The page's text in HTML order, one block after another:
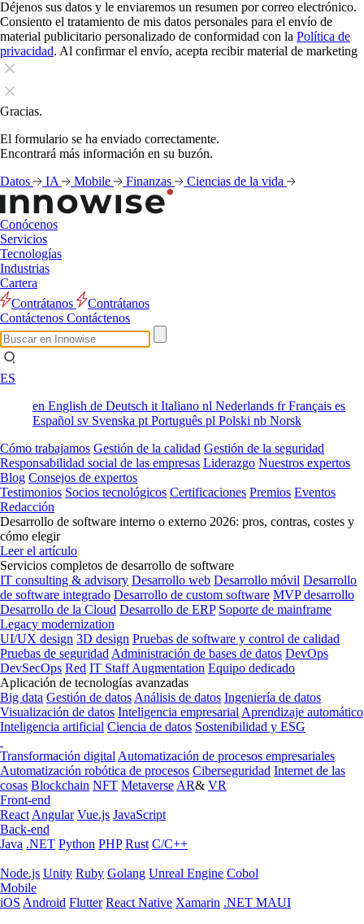
Déjenos sus datos y le enviaremos un resumen por correo electrónico.
Consiento el tratamiento de mis datos personales para el envío de
material publicitario personalizado de conformidad con la Política de
privacidad. Al confirmar el envío, acepta recibir material de marketing
Gracias.
El formulario se ha enviado correctamente.
Encontrará más información en su buzón.
Datos
IA Mobile Finanzas Ciencias de la vida
Conócenos
Servicios
Tecnologías
Industrias
Cartera
Contrátanos
Contrátanos
Contáctenos Contáctenos
ES
en English de Deutsch it Italiano nl Nederlands frFrançais es
Español sv Svenska pt Português pl Polski nb Norsk
Cómo trabajamos Gestión de la calidad Gestión de la seguridad
Responsabilidad social de las empresas Liderazgo Nuestros expertos
Blog Consejos de expertos
Testimonios Socios tecnológicos Certificaciones Premios Eventos
Redacción
Desarrollo de software interno o externo 2026: pros, contras, costes y
cómo elegir
Leer el artículo
Servicios completos de desarrollo de software
IT consulting & advisory Desarrollo web Desarrollo móvil Desarrollo
de software integrado Desarrollo de custom software MVP desarrollo
Desarrollo de la Cloud Desarrollo de ERP Soporte de mainframe
Legacy modernization
UI/UX design 3D design Pruebas de software y control de calidad
Pruebas de seguridad Administración de bases de datos DevOps
DevSecOps Red IT Staff Augmentation Equipo dedicado
Aplicación de tecnologías avanzadas
Big data Gestión de datos Análisis de datos Ingeniería de datos
Visualización de datos Inteligencia empresarial Aprendizaje automático
Inteligencia artificial Ciencia de datos Sostenibilidad y ESG
Transformación digital Automatización de procesos empresariales
Automatización robótica de procesos Ciberseguridad Internet de las
cosas Blockchain NFT Metaverse AR& VR
Front-end
React Angular Vue.js JavaScript
Back-end
Java .NET Python PHP Rust C/C++
Node.js Unity Ruby Golang Unreal Engine Cobol
Mobile
iOS Android Flutter React Native Xamarin .NET MAUI